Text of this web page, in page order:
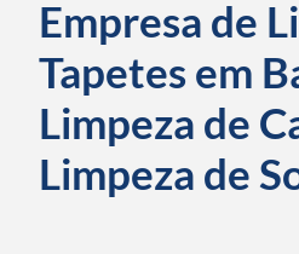
Empresa de
Tapetes em
Limpeza de
Limpeza de